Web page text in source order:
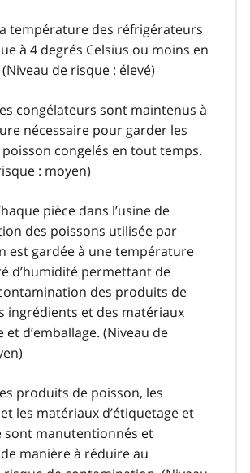
température des réfrigérateurs
à 4 degrés Celsius ou moins en
de risque : élevé)
congélateurs sont maintenus à
nécessaire pour garder les
congelés en tout temps.
: moyen)
pièce dans l’usine de
des poissons utilisée par
est gardée à une température
d’humidité permettant de
des produits de
ingrédients et des matériaux
et d’emballage. (Niveau de
produits de poisson, les
les matériaux d’étiquetage et
sont manutentionnés et
manière à réduire au